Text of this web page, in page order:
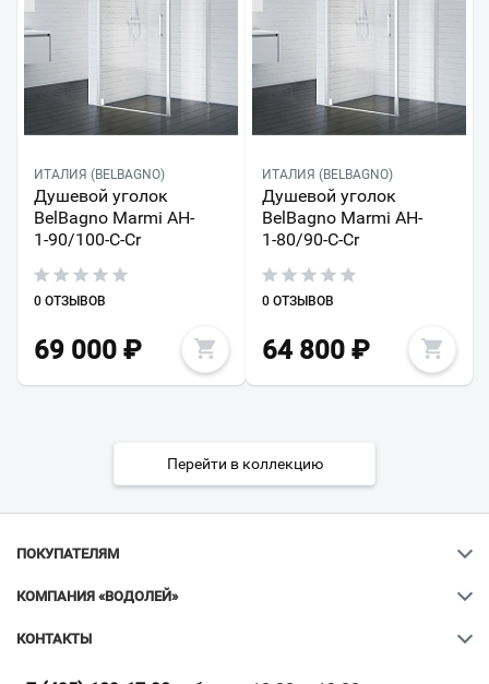
ИТАЛИЯ (BELBAGNO)
Душевой уголок
BelBagno Marmi AH-
1-90/100-C-Cr
0 ОТЗЫВОВ
69 000 ₽
ИТАЛИЯ (BELBAGNO)
Душевой уголок
BelBagno Marmi AH-
1-80/90-C-Cr
0 ОТЗЫВОВ
64 800₽
Перейти в коллекцию
ПОКУПАТЕЛЯМ
КОМПАНИЯ «ВОДОЛЕЙ»
КОНТАКТЫ